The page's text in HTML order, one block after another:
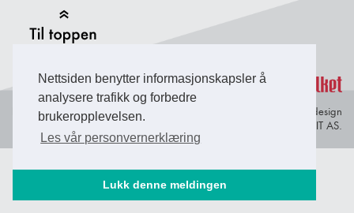
Nettsiden benytter informasjonskapsler å
analysere trafikk og forbedre
brukeropplevelsen.
Les vår personvernerklæring
Lukk denne meldingen
Personvern og
informasjonskapsler
© Copyright 2026 Briefing Fosen.
Webdesign
av Lindbak IT AS.